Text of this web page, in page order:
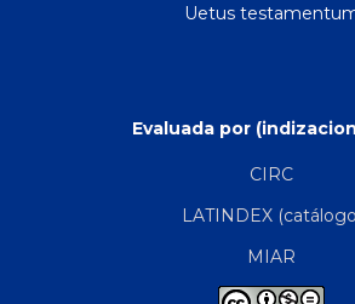
Uetus
Evaluada por
CIRC
LATINDEX
MIAR